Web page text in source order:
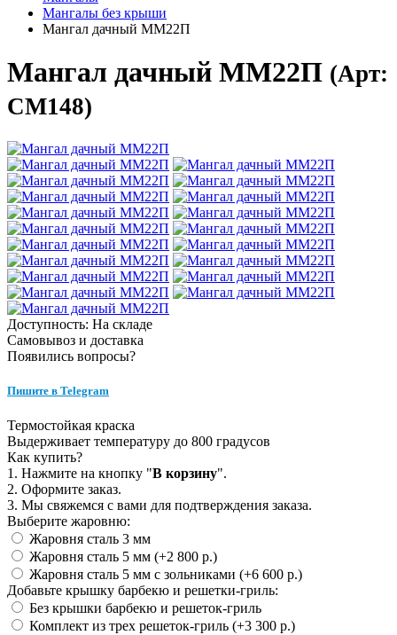
Мангалы без крыши
Мангал дачный ММ22П
Мангал дачный ММ22П (Арт:
СМ148)
Доступность: На складе
Самовывоз и доставка
Появились вопросы?
Пишите в Telegram
Термостойкая краска
Выдерживает температуру до 800 градусов
Как купить?
1. Нажмите на кнопку "В корзину".
2. Оформите заказ.
3. Мы свяжемся с вами для подтверждения заказа.
Выберите жаровню:
Жаровня сталь 3 мм
Жаровня сталь 5 мм (+2 800 р.)
Жаровня сталь 5 мм с зольниками (+6 600 р.)
Добавьте крышку барбекю и решетки-гриль:
Без крышки барбекю и решеток-гриль
Комплект из трех решеток-гриль (+3 300 р.)